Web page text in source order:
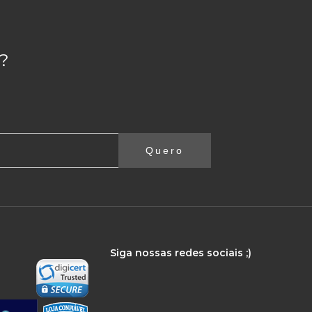
Quero
Siga nossas redes sociais ;)